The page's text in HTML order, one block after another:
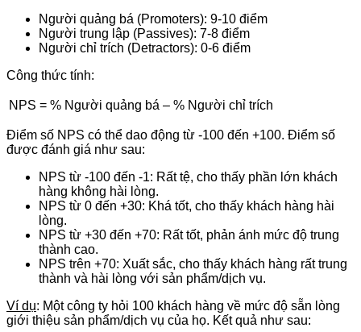
Người quảng bá (Promoters): 9-10 điểm
Người trung lập (Passives): 7-8 điểm
Người chỉ trích (Detractors): 0-6 điểm
Công thức tính:
NPS = % Người quảng bá – % Người chỉ trích
Điểm số NPS có thể dao động từ -100 đến +100. Điểm số
được đánh giá như sau:
NPS từ -100 đến -1: Rất tệ, cho thấy phần lớn khách
hàng không hài lòng.
NPS từ 0 đến +30: Khá tốt, cho thấy khách hàng hài
lòng.
NPS từ +30 đến +70: Rất tốt, phản ánh mức độ trung
thành cao.
NPS trên +70: Xuất sắc, cho thấy khách hàng rất trung
thành và hài lòng với sản phẩm/dịch vụ.
Ví dụ: Một công ty hỏi 100 khách hàng về mức độ sẵn lòng
giới thiệu sản phẩm/dịch vụ của họ. Kết quả như sau: